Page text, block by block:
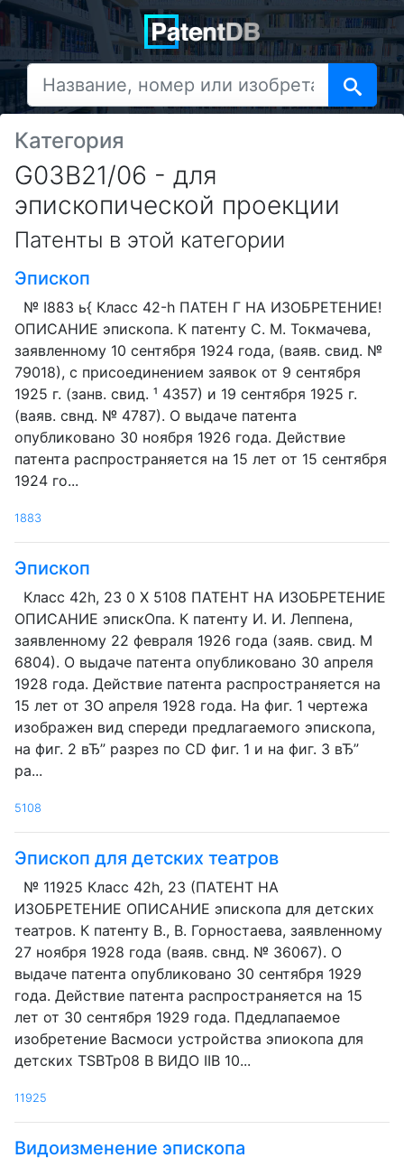
Категория
G03B21/06 - для
эпископической проекции
Патенты в этой категории
Эпископ
№ I883 ь{ Класс 42-h ПАТЕН Г НА ИЗОБРЕТЕНИЕ!
ОПИСАНИЕ эпископа. К патенту С. М. Токмачева,
заявленному 10 сентября 1924 года, (ваяв. свид. №
79018), с присоединением заявок от 9 сентября
1925 г. (занв. свид. ¹ 4357) и 19 сентября 1925 г.
(ваяв. свнд. № 4787). О выдаче патента
опубликовано 30 ноября 1926 года. Действие
патента распространяется на 15 лет от 15 сентября
1924 го...
1883
Эпископ
Класс 42h, 23 0 Х 5108 ПАТЕНТ НА ИЗОБРЕТЕНИЕ
ОПИСАНИЕ эпискОпа. К патенту И. И. Леппена,
заявленному 22 февраля 1926 года (заяв. свид. М
6804). О выдаче патента опубликовано 30 апреля
1928 года. Действие патента распространяется на
15 лет от ЗО апреля 1928 года. На фиг. 1 чертежа
изображен вид спереди предлагаемого эпископа,
на фиг. 2 вЂ” разрез по CD фиг. 1 и на фиг. 3 вЂ”
ра...
5108
Эпископ для детских театров
№ 11925 Класс 42h, 23 (ПАТЕНТ НА
ИЗОБРЕТЕНИЕ ОПИСАНИЕ эпископа для детских
театров. К патенту В., В. Горностаева, заявленному
27 ноября 1928 года (ваяв. свнд. № 36067). О
выдаче патента опубликовано 30 сентября 1929
года. Действие патента распространяется на 15
лет от 30 сентября 1929 года. Пдедлапаемое
изобретение Васмоси устройства эпиокопа для
детских TSBTp08 В ВИДО IIB 10...
11925
Видоизменение эпископа